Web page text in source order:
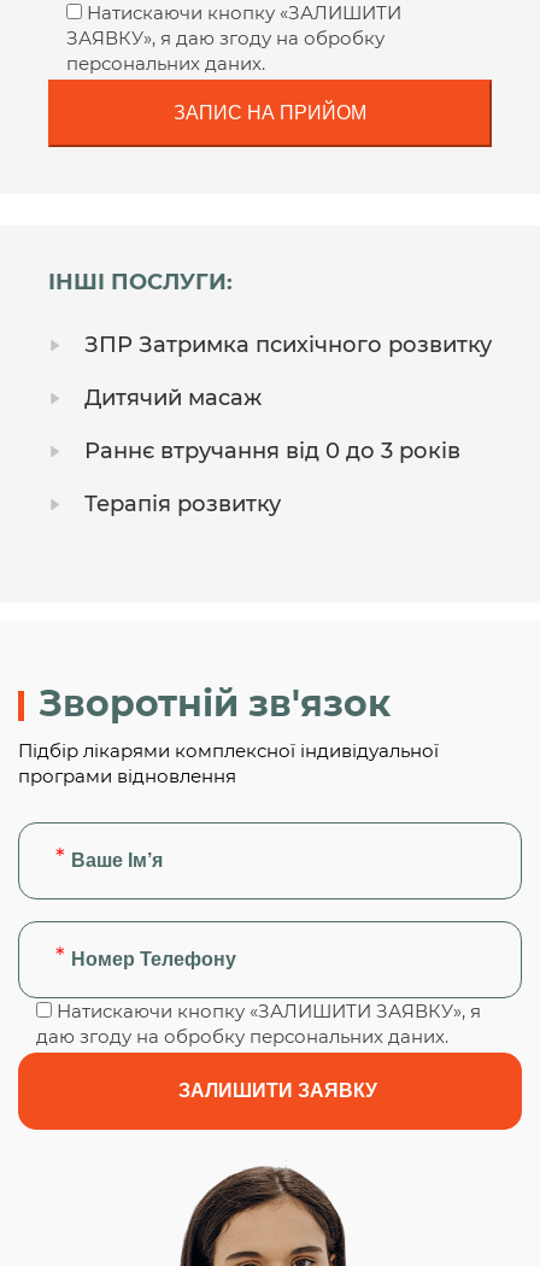
Натискаючи кнопку «ЗАЛИШИТИ
ЗАЯВКУ», я даю згоду на обробку
персональних даних.
ІНШІ ПОСЛУГИ:
ЗПР Затримка психічного розвитку
Дитячий масаж
Раннє втручання від 0 до 3 років
Терапія розвитку
Зворотній зв'язок
Підбір лікарями комплексної індивідуальної
програми відновлення
Натискаючи кнопку «ЗАЛИШИТИ ЗАЯВКУ», я
даю згоду на обробку персональних даних.